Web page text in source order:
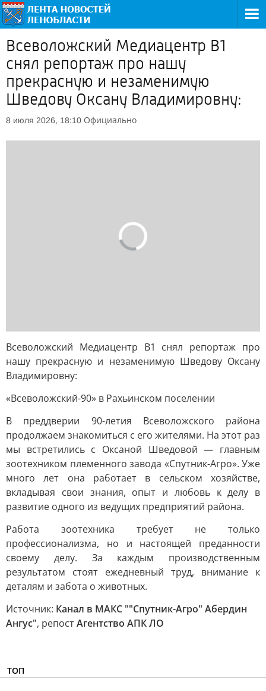
Всеволожский Медиацентр В1
снял репортаж про нашу
прекрасную и незаменимую
Шведову Оксану Владимировну:
8 июля 2026, 18:10 Официально
Всеволожский Медиацентр В1 снял репортаж про
нашу прекрасную и незаменимую Шведову Оксану
Владимировну:
«Всеволожский-90» в Рахьинском поселении
В преддверии 90-летия Всеволожского района
продолжаем знакомиться с его жителями. На этот раз
мы встретились с Оксаной Шведовой — главным
зоотехником племенного завода «Спутник-Агро». Уже
много лет она работает в сельском хозяйстве,
вкладывая свои знания, опыт и любовь к делу в
развитие одного из ведущих предприятий района.
Работа зоотехника требует не только
профессионализма, но и настоящей преданности
своему делу. За каждым производственным
результатом стоят ежедневный труд, внимание к
деталям и забота о животных.
Источник: Канал в МАКС ""Спутник-Агро" Абердин
Ангус", репостАгентство АПК ЛО
ТОП